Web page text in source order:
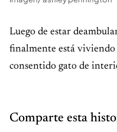
Luego de estar
finalmente está viviendo
consentido gato de
Comparte esta